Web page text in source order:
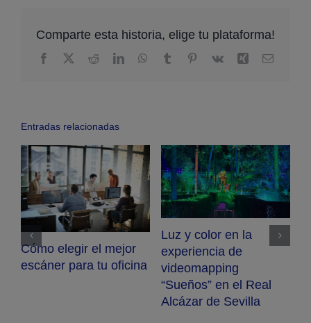
Comparte esta historia, elige tu plataforma!
FacebookRedditLinkedInWhatsApp
Tumblr Pinterest
Vk XingEmail
Entradas relacionadas
Cómo elegir el mejor
escáner para tu oficina
Luz y color en la
experiencia de
videomapping
“Sueños” en el Real
Alcázar de Sevilla